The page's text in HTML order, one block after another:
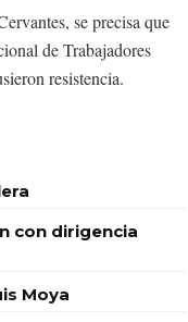
se precisa que
de Trabajadores
resistencia.
con dirigencia
Moya